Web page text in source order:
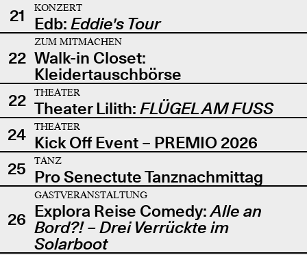
21
KONZERT
Edb: Eddie's Tour
22
ZUM MITMACHEN
Walk-in Closet:
Kleidertauschbörse
22
THEATER
Theater Lilith: FLÜGEL AM FUSS
24
THEATER
Kick Off Event – PREMIO 2026
25
TANZ
Pro Senectute Tanznachmittag
26
GASTVERANSTALTUNG
Explora Reise Comedy:Alle an
Bord?! – Drei Verrückte im
Solarboot